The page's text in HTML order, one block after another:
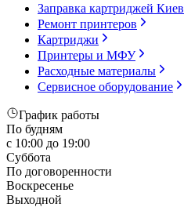
Заправка картриджей Киев
Ремонт принтеров
Картриджи
Принтеры и МФУ
Расходные материалы
Сервисное оборудование
График работы
По будням
с 10:00 до 19:00
Суббота
По договоренности
Воскресенье
Выходной